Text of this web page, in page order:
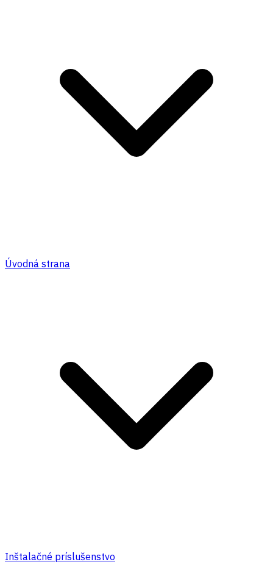
Úvodná strana
Inštalačné príslušenstvo